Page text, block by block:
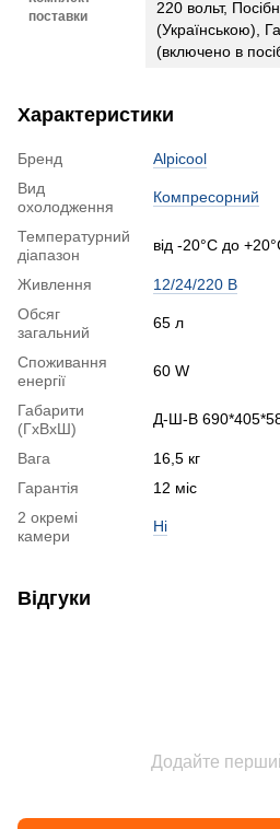
поставки
220 вольт,
(Українською),
(включено в
Характеристики
Бренд
Alpicool
Вид
охолодження
Компресорний
Температурний
діапазон
від -20°C до
Живлення
12/24/220 В
Обсяг
загальний
65 л
Споживання
енергії
60 W
Габарити
(ГхВхШ)
Д-Ш-В
Вага
16,5 кг
Гарантія
12 міс
2 окремі
камери
Ні
Відгуки
Додайте